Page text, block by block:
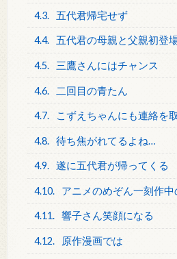
4.3. 五代君帰宅せず
4.4. 五代君の母親と父親初登
4.5. 三鷹さんにはチャンス
4.6. 二回目の青たん
4.7. こずえちゃんにも連絡を
4.8. 待ち焦がれてるよね…
4.9. 遂に五代君が帰ってくる
4.10. アニメのめぞん一刻作
4.11. 響子さん笑顔になる
4.12. 原作漫画では